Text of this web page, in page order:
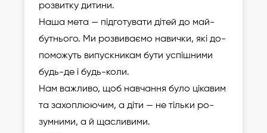
розвитку дитини.
Наша мета — підготувати дітей до май­
бут­ньо­го. Ми розвиваємо навички, які до­
по­мо­жуть випускникам бути ус­піш­ни­ми
будь-де і будь-коли.
Нам важливо, щоб навчання було цікавим
та захоплюючим, а діти — не тільки ро­
зум­ни­ми, а й щасливими.